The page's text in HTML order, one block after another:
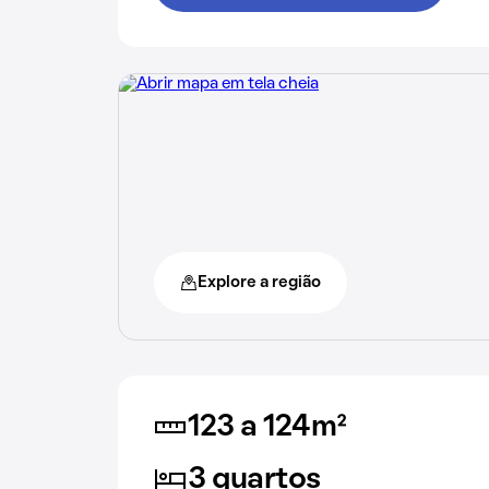
Explore a região
123 a 124m²
3 quartos